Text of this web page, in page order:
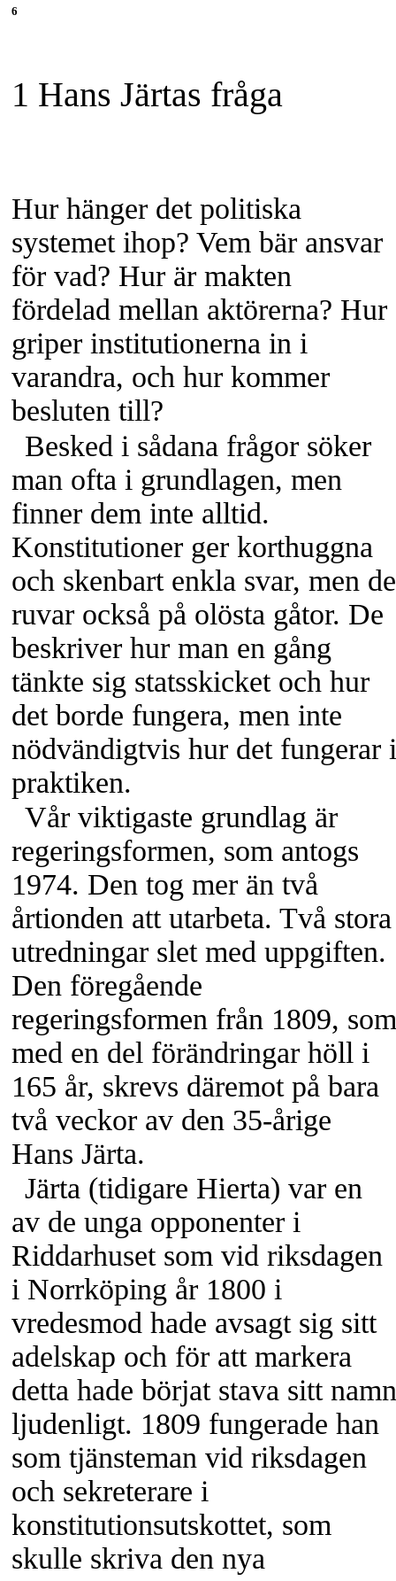
6
1 Hans Järtas fråga
Hur hänger det politiska
systemet ihop? Vem bär ansvar
för vad? Hur är makten
fördelad mellan aktörerna? Hur
griper institutionerna in i
varandra, och hur kommer
besluten till?
Besked i sådana frågor söker
man ofta i grundlagen, men
finner dem inte alltid.
Konstitutioner ger korthuggna
och skenbart enkla svar, men de
ruvar också på olösta gåtor. De
beskriver hur man en gång
tänkte sig statsskicket och hur
det borde fungera, men inte
nödvändigtvis hur det fungerar i
praktiken.
Vår viktigaste grundlag är
regeringsformen, som antogs
1974. Den tog mer än två
årtionden att utarbeta. Två stora
utredningar slet med uppgiften.
Den föregående
regeringsformen från 1809, som
med en del förändringar höll i
165 år, skrevs däremot på bara
två veckor av den 35-årige
Hans Järta.
Järta (tidigare Hierta) var en
av de unga opponenter i
Riddarhuset som vid riksdagen
i Norrköping år 1800 i
vredesmod hade avsagt sig sitt
adelskap och för att markera
detta hade börjat stava sitt namn
ljudenligt. 1809 fungerade han
som tjänsteman vid riksdagen
och sekreterare i
konstitutionsutskottet, som
skulle skriva den nya